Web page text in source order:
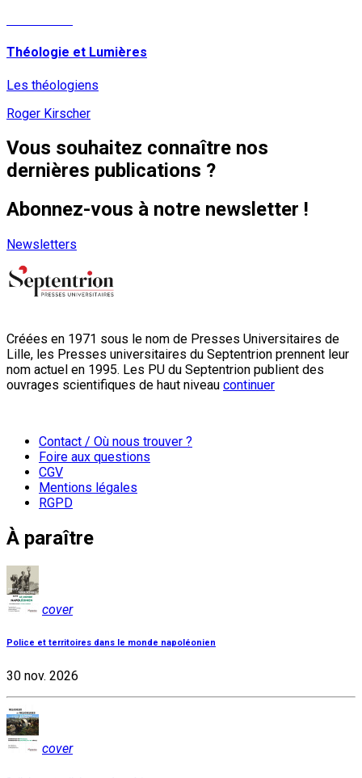
Théologie et Lumières
Les théologiens
Roger Kirscher
Vous souhaitez connaître nos
dernières publications ?
Abonnez-vous à notre newsletter !
Newsletters
Créées en 1971 sous le nom de Presses Universitaires de
Lille, les Presses universitaires du Septentrion prennent leur
nom actuel en 1995. Les PU du Septentrion publient des
ouvrages scientifiques de haut niveau continuer
Contact / Où nous trouver ?
Foire aux questions
CGV
Mentions légales
RGPD
À paraître
cover
Police et territoires dans le monde napoléonien
30 nov. 2026
cover